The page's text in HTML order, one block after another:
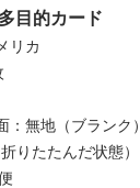
目的カード
リカ
無地（ブランク）
りたたんだ状態）